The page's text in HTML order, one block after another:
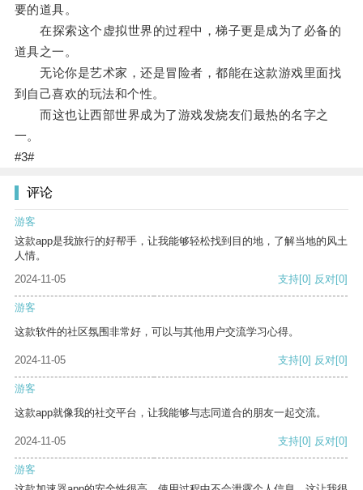
要的道具。
在探索这个虚拟世界的过程中，梯子更是成为了必备的
道具之一。
无论你是艺术家，还是冒险者，都能在这款游戏里面找
到自己喜欢的玩法和个性。
而这也让西部世界成为了游戏发烧友们最热的名字之
一。
#3#
评论
游客
这款app是我旅行的好帮手，让我能够轻松找到目的地，了解当地的风土
人情。
2024-11-05
支持[0] 反对[0]
游客
这款软件的社区氛围非常好，可以与其他用户交流学习心得。
2024-11-05 支持[0] 反对[0]
游客
这款app就像我的社交平台，让我能够与志同道合的朋友一起交流。
2024-11-05 支持[0] 反对[0]
游客